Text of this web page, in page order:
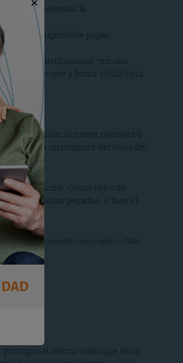
presentar la
ahora exigiéndole pagar,
del Constitucional -en una
las que a fecha 26/10/2021
que aplicar la nueva normativa
que exista incremento del valor del
adquisición. Como valor de
ni tributos pagados, o bien el
y aportar los documentos que prueben la falta
principio al mismo valor que sirva